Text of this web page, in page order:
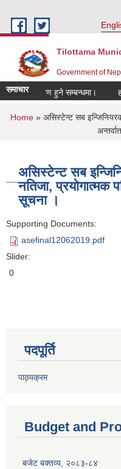
Tilottama
Government of
समाचार
सूचीकरण हुने सम्बन्धमा।
You are here
Home » असिस्टेन्ट सब
असिस्टेन्ट सब
नतिजा, प्रयाेगात्मक
सूचना ।
Supporting Documents:
asefinal12062019.pdf
Slider:
0
पदपूर्ति
पाठ्यक्रम
Budget and
बजेट बक्तव्य, २०८३-८४